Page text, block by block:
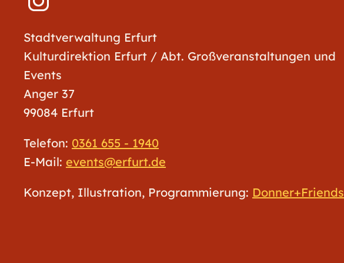
Stadtverwaltung Erfurt
Kulturdirektion Erfurt / Abt. Großveranstaltungen und
Events
Anger 37
99084 Erfurt
Telefon: 0361 655 - 1940
E-Mail: events@erfurt.de
Konzept, Illustration, Programmierung: Donner+Friends